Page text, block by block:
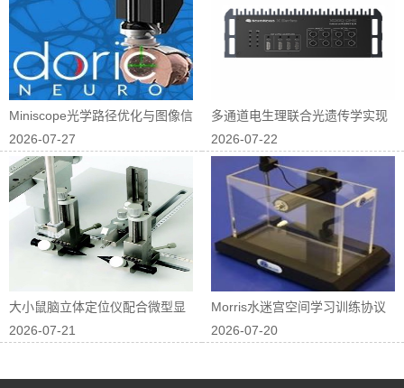
Miniscope光学路径优化与图像信
噪...
2026-07-27
多通道电生理联合光遗传学实现
神经回路因果...
2026-07-22
大小鼠脑立体定位仪配合微型显
微镜进行在体...
2026-07-21
Morris水迷宫空间学习训练协议
优化
2026-07-20